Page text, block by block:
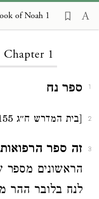
of Noah 1
1
1 ספר נח
2 [בית המדרש ח״ג 155]
3 זה ספר הרפואות
הראשונים
לנח בלובר ההר